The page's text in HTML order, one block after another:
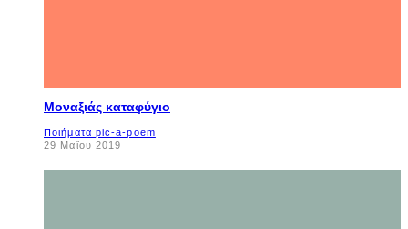
Μοναξιάς καταφύγιο
Ποιήματα pic-a-poem
29 Μαΐου 2019